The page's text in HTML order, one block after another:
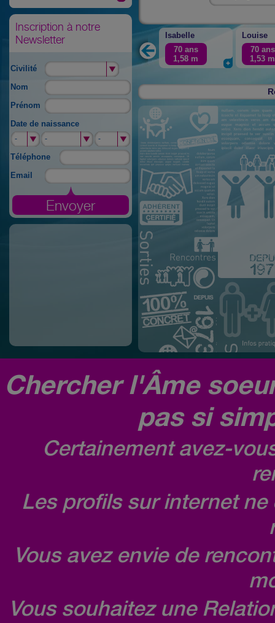
Inscription à notre
Newsletter
Civilité
Nom
Prénom
Date de naissance
-- -- --
Téléphone
Email
Isabelle
70 ans
1,58 m
Louise
70 ans
1,53 m
Chercher l'Âme
pas si
Certainement avez-
Les profils sur internet
Vous avez envie de
Vous souhaitez une